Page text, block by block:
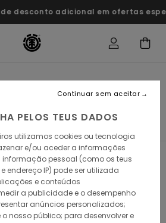
desconto adicional em ofertas
1 Resultado
PELOS TEUS DADOS
utilizamos cookies ou tecnologia
e/ou aceder a informações
informação pessoal (como os teus
endereço IP) pode ser utilizada
e conteúdos
a publicidade e o desempenho
anúncios personalizados;
nosso público; para desenvolver e
Continuar sem aceitar